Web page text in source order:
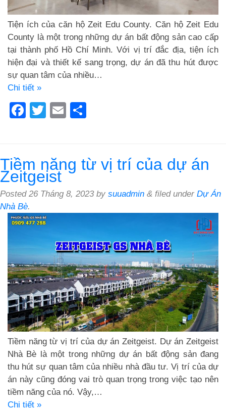
Tiện ích của căn hộ Zeit Edu County. Căn hộ Zeit Edu
County là một trong những dự án bất động sản cao cấp
tại thành phố Hồ Chí Minh. Với vị trí đắc địa, tiện ích
hiện đại và thiết kế sang trọng, dự án đã thu hút được
sự quan tâm của nhiều…
Chi tiết »
Facebook
Twitter
Email
Tiềm năng từ vị trí của dự án
Zeitgeist
Posted 26 Tháng 8, 2023by suuadmin & filed under Dự Án
Nhà Bè.
Tiềm năng từ vị trí của dự án Zeitgeist. Dự án Zeitgeist
Nhà Bè là một trong những dự án bất động sản đang
thu hút sự quan tâm của nhiều nhà đầu tư. Vị trí của dự
án này cũng đóng vai trò quan trọng trong việc tạo nên
tiềm năng của nó. Vậy,…
Chi tiết »